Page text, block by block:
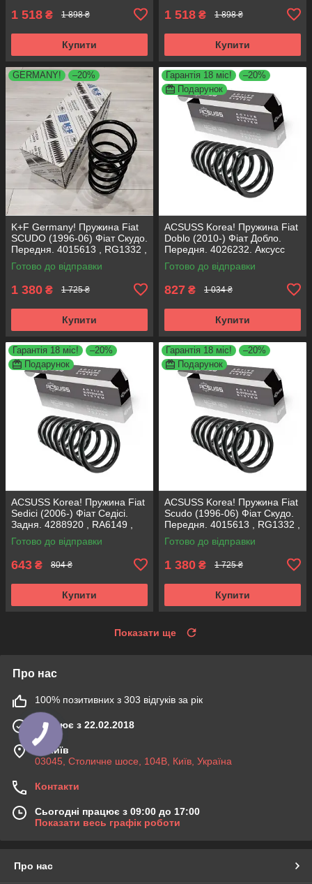
1 518 ₴ 1 898 ₴
Купити
1 518 ₴ 1 898 ₴
Купити
GERMANY! –20%
K+F Germany! Пружина Fiat
SCUDO (1996-06) Фіат Скудо.
Передня. 4015613 , RG1332 ,
997728. К+Ф Німеччина
Готово до відправки
1 380 ₴ 1 725 ₴
Купити
Гарантія 18 міс!
–20%
Подарунок
ACSUSS Korea! Пружина Fiat
Doblo (2010-) Фіат Добло.
Передня. 4026232. Аксусс
Корея
Готово до відправки
827 ₴ 1 034 ₴
Купити
Гарантія 18 міс!
–20%
Подарунок
ACSUSS Korea! Пружина Fiat
Sedici (2006-) Фіат Седісі.
Задня. 4288920 , RA6149 ,
994792. Аксусс Корея
Готово до відправки
643 ₴ 804 ₴
Купити
Гарантія 18 міс!
–20%
Подарунок
ACSUSS Korea! Пружина Fiat
Scudo (1996-06) Фіат Скудо.
Передня. 4015613 , RG1332 ,
997728. Аксусс Корея
Готово до відправки
1 380 ₴ 1 725 ₴
Купити
Показати ще
Про нас
100% позитивних з 303 відгуків за рік
Працює з 22.02.2018
м. Київ
03045, Столичне шосе, 104B, Київ, Україна
Контакти
Сьогодні працює з 09:00 до 17:00
Показати весь графік роботи
Про нас